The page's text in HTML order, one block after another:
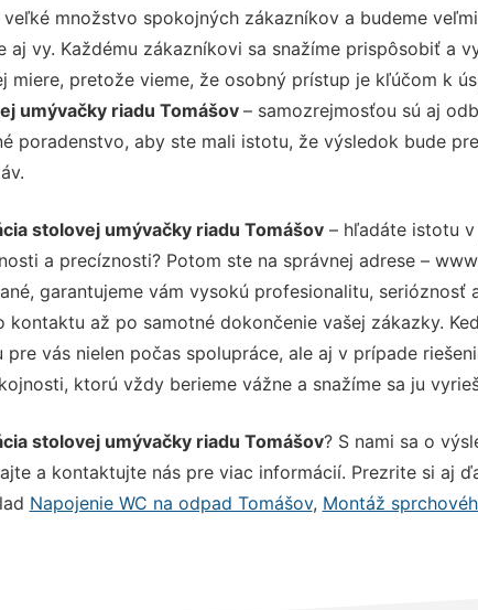
veľké množstvo spokojných zákazníkov a budeme
aj vy. Každému zákazníkovi sa snažíme prispôsobiť a
miere, pretože vieme, že osobný prístup je kľúčom k
umývačky riadu Tomášov – samozrejmosťou sú aj
poradenstvo, aby ste mali istotu, že výsledok bude
stolovej umývačky riadu Tomášov– hľadáte istotu v
a precíznosti? Potom ste na správnej adrese –
garantujeme vám vysokú profesionalitu, serióznosť
kontaktu až po samotné dokončenie vašej zákazky.
pre vás nielen počas spolupráce, ale aj v prípade
ktorú vždy berieme vážne a snažíme sa ju
stolovej umývačky riadu Tomášov? S nami sa o
a kontaktujte nás pre viac informácií. Prezrite si aj
Napojenie WC na odpad Tomášov, Montáž